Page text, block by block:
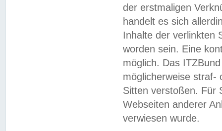
der erstmaligen
handelt es sich
Inhalte der verlinkten
worden sein. Eine
möglich. Das
möglicherweise straf-
Sitten verstoßen. Für
Webseiten anderer
verwiesen wurde.